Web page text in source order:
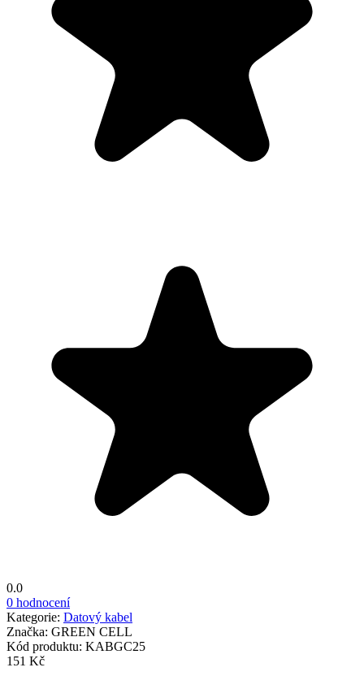
0.0
0 hodnocení
Kategorie: Datový kabel
Značka: GREEN CELL
Kód produktu: KABGC25
151 Kč